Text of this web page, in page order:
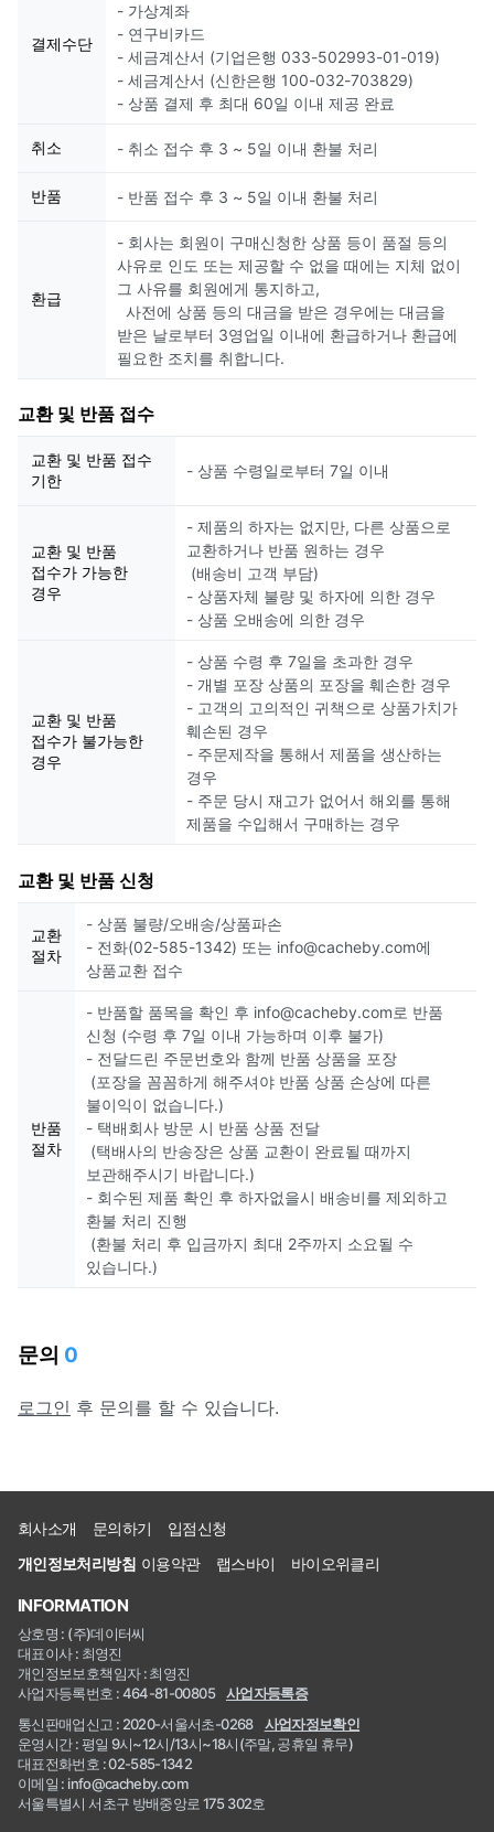
결제수단
- 가상계좌
- 연구비카드
- 세금계산서 (기업은행 033-502993-01-019)
- 세금계산서 (신한은행 100-032-703829)
- 상품 결제 후 최대 60일 이내 제공 완료
취소 - 취소 접수 후 3 ~ 5일 이내 환불 처리
반품 - 반품 접수 후 3 ~ 5일 이내 환불 처리
환급
- 회사는 회원이 구매신청한 상품 등이 품절 등의
사유로 인도 또는 제공할 수 없을 때에는 지체 없이
그 사유를 회원에게 통지하고,
사전에 상품 등의 대금을 받은 경우에는 대금을
받은 날로부터 3영업일 이내에 환급하거나 환급에
필요한 조치를 취합니다.
교환 및 반품 접수
교환 및 반품 접수
기한
- 상품 수령일로부터 7일 이내
교환 및 반품
접수가 가능한
경우
- 제품의 하자는 없지만, 다른 상품으로
교환하거나 반품 원하는 경우
(배송비 고객 부담)
- 상품자체 불량 및 하자에 의한 경우
- 상품 오배송에 의한 경우
교환 및 반품
접수가 불가능한
경우
- 상품 수령 후 7일을 초과한 경우
- 개별 포장 상품의 포장을 훼손한 경우
- 고객의 고의적인 귀책으로 상품가치가
훼손된 경우
- 주문제작을 통해서 제품을 생산하는
경우
- 주문 당시 재고가 없어서 해외를 통해
제품을 수입해서 구매하는 경우
교환 및 반품 신청
교환
절차
- 상품 불량/오배송/상품파손
- 전화(02-585-1342) 또는 info@cacheby.com에
상품교환 접수
반품
절차
- 반품할 품목을 확인 후 info@cacheby.com로 반품
신청 (수령 후 7일 이내 가능하며 이후 불가)
- 전달드린 주문번호와 함께 반품 상품을 포장
(포장을 꼼꼼하게 해주셔야 반품 상품 손상에 따른
불이익이 없습니다.)
- 택배회사 방문 시 반품 상품 전달
(택배사의 반송장은 상품 교환이 완료될 때까지
보관해주시기 바랍니다.)
- 회수된 제품 확인 후 하자없을시 배송비를 제외하고
환불 처리 진행
(환불 처리 후 입금까지 최대 2주까지 소요될 수
있습니다.)
문의 0
로그인 후 문의를 할 수 있습니다.
회사소개 문의하기
입점신청
개인정보처리방침 이용약관 랩스바이 바이오위클리
INFORMATION
상호명 : (주)데이터씨
대표이사 : 최영진
개인정보보호책임자 : 최영진
사업자등록번호 : 464-81-00805
사업자등록증
통신판매업신고 : 2020-서울서초-0268
사업자정보확인
운영시간 : 평일 9시~12시/13시~18시(주말, 공휴일 휴무)
대표전화번호 : 02-585-1342
이메일 : info@cacheby.com
서울특별시 서초구 방배중앙로 175 302호